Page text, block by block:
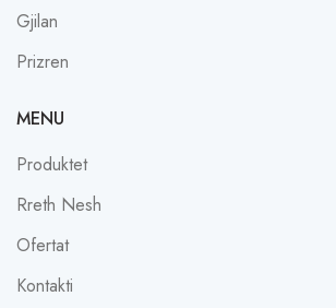
Gjilan
Prizren
MENU
Produktet
Rreth Nesh
Ofertat
Kontakti